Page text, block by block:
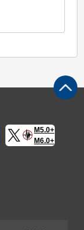
M5.0+
M6.0+